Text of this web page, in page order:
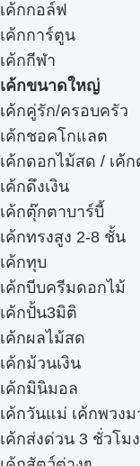
เค้กกอล์ฟ
เค้กการ์ตูน
เค้กกีฬา
เค้กขนาดใหญ่
เค้กคู่รัก/ครอบครัว
เค้กชอคโกแลต
เค้กดอกไม้สด / เค้
เค้กดึงเงิน
เค้กตุ๊กตาบาร์บี้
เค้กทรงสูง 2-8 ชั้น
เค้กทุบ
เค้กบีบครีมดอกไม้
เค้กปั้น3มิติ
เค้กผลไม้สด
เค้กม้วนเงิน
เค้กมินิมอล
เค้กวันแม่ เค้กพวงม
เค้กส่งด่วน 3 ชั่วโมง